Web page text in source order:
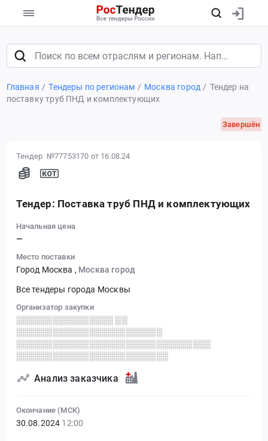
Главная Тендеры по регионам Москва город
Тендер на
поставку труб ПНД и комплектующих
Завершён
Тендер №77753170 от 16.08.24
Тендер: Поставка труб ПНД и комплектующих
Начальная цена
—
Место поставки
Город Москва , Москва город
Все тендеры города Москвы
Организатор закупки
░░░░░░░░░░░░░░░░ ░░
░░░░░░░░░░░░░░░░░░░░░░░░
░░░░░░░░░░░░░░░░░░░░░░░░░░░░░░░░
░░░░░░░░░░░░░░░░░░░░░░░░░
Анализ заказчика
Окончание (МСК)
30.08.2024 12:00